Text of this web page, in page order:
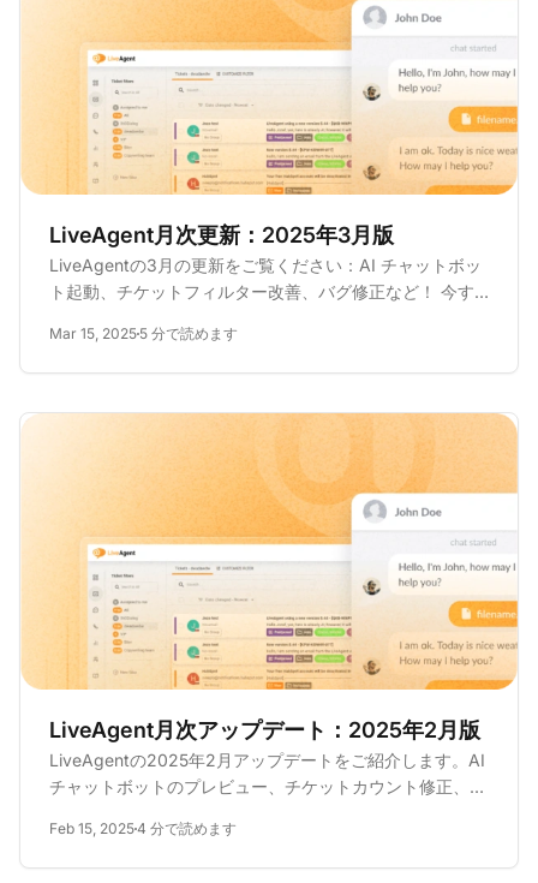
LiveAgent月次更新：2025年3月版
LiveAgentの3月の更新をご覧ください：AI チャットボッ
ト起動、チケットフィルター改善、バグ修正など！ 今す
Mar 15, 2025 5 分で読めます
LiveAgent月次アップデート：2025年2月版
LiveAgentの2025年2月アップデートをご紹介します。AI
チャットボットのプレビュー、チケットカウント修正、メ
まれています。
Feb 15, 20254 分で読めます